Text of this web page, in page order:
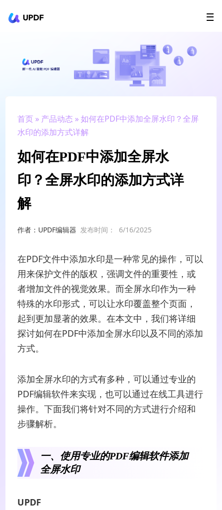
UPDF
AI Agents
政企采购
升级会员
首页 » 产品动态 » 如何在PDF中添加全屏水印？全屏
水印的添加方式详解
如何在PDF中添加全屏水
印？全屏水印的添加方式详
解
作者：UPDF编辑器 发布时间： 6/16/2025
在PDF文件中添加水印是一种常见的操作，可以
用来保护文件的版权，强调文件的重要性，或
者增加文件的视觉效果。而全屏水印作为一种
特殊的水印形式，可以让水印覆盖整个页面，
起到更加显著的效果。在本文中，我们将详细
探讨如何在PDF中添加全屏水印以及不同的添加
方式。
添加全屏水印的方式有多种，可以通过专业的
PDF编辑软件来实现，也可以通过在线工具进行
操作。下面我们将针对不同的方式进行介绍和
步骤解析。
一、使用专业的PDF编辑软件添加
全屏水印
UPDF